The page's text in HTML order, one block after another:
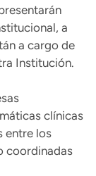
a
a cargo de
Institución.
clínicas
entre los
coordinadas